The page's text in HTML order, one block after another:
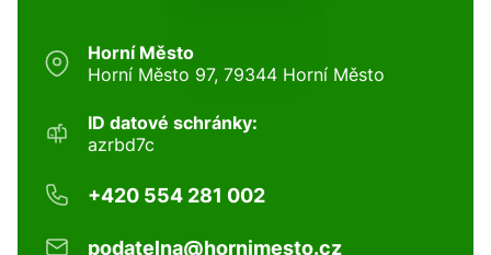
Horní Město
Horní Město 97, 79344 Horní Město
ID datové schránky:
azrbd7c
+420 554 281 002
podatelna@hornimesto.cz